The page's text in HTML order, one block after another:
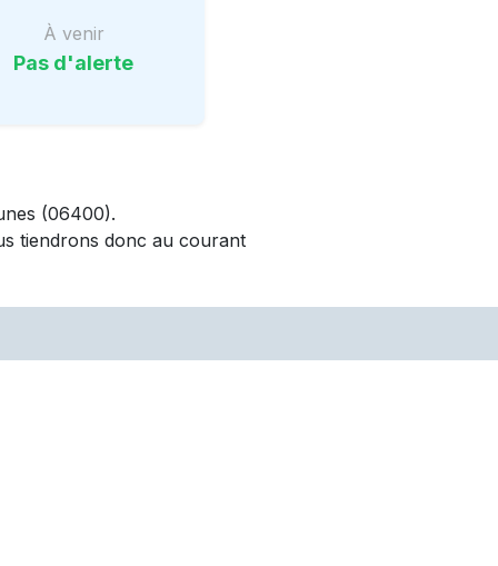
À venir
Pas d'alerte
(06400).
tiendrons donc au courant